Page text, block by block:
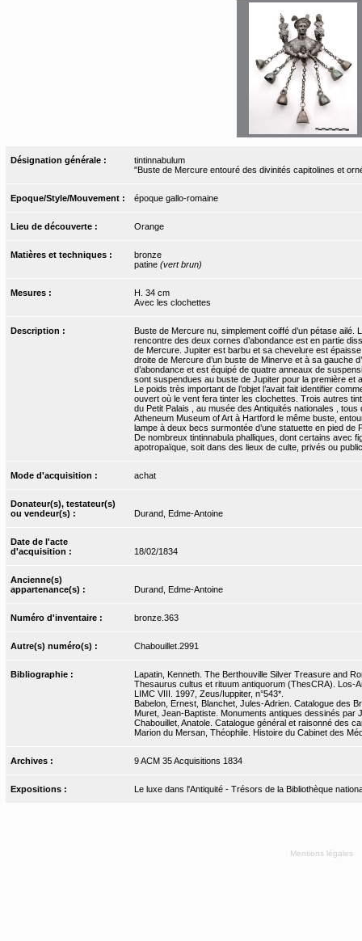
Désignation générale :
tintinnabulum
"Buste de Mercure entouré des divinités capitolines et
Epoque/Style/Mouvement : époque gallo-romaine
Lieu de découverte : Orange
Matières et techniques :
bronze
patine (vert brun)
Mesures :
H. 34 cm
Avec les clochettes
Description :
Buste de Mercure nu, simplement coiffé d’un pétase
rencontre des deux cornes d’abondance est en partie
de Mercure. Jupiter est barbu et sa chevelure est
droite de Mercure d’un buste de Minerve et à sa gauche
d’abondance et est équipé de quatre anneaux de
sont suspendues au buste de Jupiter pour la première et
Le poids très important de l’objet l’avait fait identifier
ouvert où le vent fera tinter les clochettes. Trois autres
du Petit Palais , au musée des Antiquités nationales ,
Atheneum Museum of Art à Hartford le même buste,
lampe à deux becs surmontée d’une statuette en pied de
De nombreux tintinnabula phalliques, dont certains avec
apotropaïque, soit dans des lieux de culte, privés ou
Mode d'acquisition : achat
Donateur(s), testateur(s)
ou vendeur(s) :
Durand, Edme-Antoine
Date de l'acte
d'acquisition :
18/02/1834
Ancienne(s)
appartenance(s) :
Durand, Edme-Antoine
Numéro d'inventaire : bronze.363
Autre(s) numéro(s) : Chabouillet.2991
Bibliographie :
Lapatin, Kenneth. The Berthouville Silver Treasure and
Thesaurus cultus et rituum antiquorum (ThesCRA). Los-
LIMC VIII. 1997, Zeus/Iuppiter, n°543*.
Babelon, Ernest, Blanchet, Jules-Adrien. Catalogue des
Muret, Jean-Baptiste. Monuments antiques dessinés par
Chabouillet, Anatole. Catalogue général et raisonné des
Marion du Mersan, Théophile. Histoire du Cabinet des
Archives : 9 ACM 35 Acquisitions 1834
Expositions : Le luxe dans l'Antiquité - Trésors de la Bibliothèque
Mentions légales